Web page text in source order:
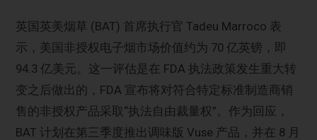
英国英美烟草 (BAT) 首席执行官 Tadeu Marroco 表
示，美国非授权电子烟市场价值约为 70 亿英镑，即
94.3 亿美元。这一评估是在 FDA 执法政策发生重大转
变之后做出的，FDA 宣布将对符合特定标准制造商销
售的非授权产品采取“执法自由裁量权”。作为回应，
BAT 计划在第三季度推出调味版 Vuse 产品，并在 8 月